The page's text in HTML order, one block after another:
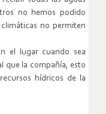
no hemos podido
no permiten
el lugar cuando sea
que la compañía, esto
hídricos de la